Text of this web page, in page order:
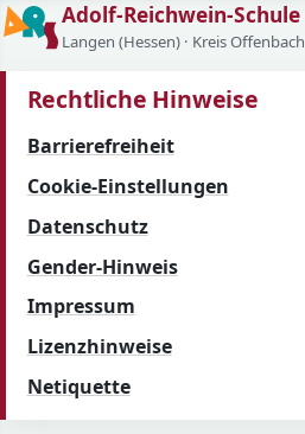
Adolf-Reichwein-Schule
Langen (Hessen) · Kreis Offenbach
Rechtliche Hinweise
Barrierefreiheit
Cookie-Einstellungen
Datenschutz
Gender-Hinweis
Impressum
Lizenzhinweise
Netiquette